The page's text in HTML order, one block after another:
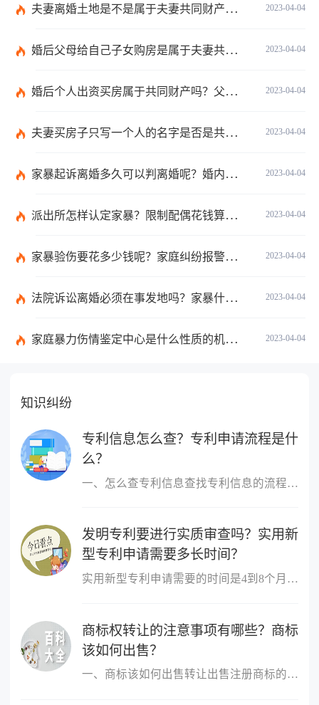
2023-04-04
夫妻离婚土地是不是属于夫妻共同财产？不属于夫妻共同财产的情形有哪些？
2023-04-04
婚后父母给自己子女购房是属于夫妻共同财产吗？婚后父母给自己的钱算共同财产吗？
2023-04-04
婚后个人出资买房属于共同财产吗？父母出钱买房登记子女名字是否所有权？
2023-04-04
夫妻买房子只写一个人的名字是否是共同财产？转移共同财产有哪些防止措施？
2023-04-04
家暴起诉离婚多久可以判离婚呢？婚内家暴起诉离婚会判离吗？
2023-04-04
派出所怎样认定家暴？限制配偶花钱算家暴吗？
2023-04-04
家暴验伤要花多少钱呢？家庭纠纷报警会有记录吗？
2023-04-04
法院诉讼离婚必须在事发地吗？家暴什么程度可以判刑呢？
2023-04-04
家庭暴力伤情鉴定中心是什么性质的机构呢？处理家庭暴力的原则有哪些呢？
知识纠纷
专利信息怎么查？专利申请流程是什
么？
一、怎么查专利信息查找专利信息的流程：1 登陆国家知识产权局或中...
发明专利要进行实质审查吗？实用新
型专利申请需要多长时间？
实用新型专利申请需要的时间是4到8个月。实用新型专利申请经初步审...
商标权转让的注意事项有哪些？商标
该如何出售？
一、商标该如何出售转让出售注册商标的，转让人和受让人应当签订转...